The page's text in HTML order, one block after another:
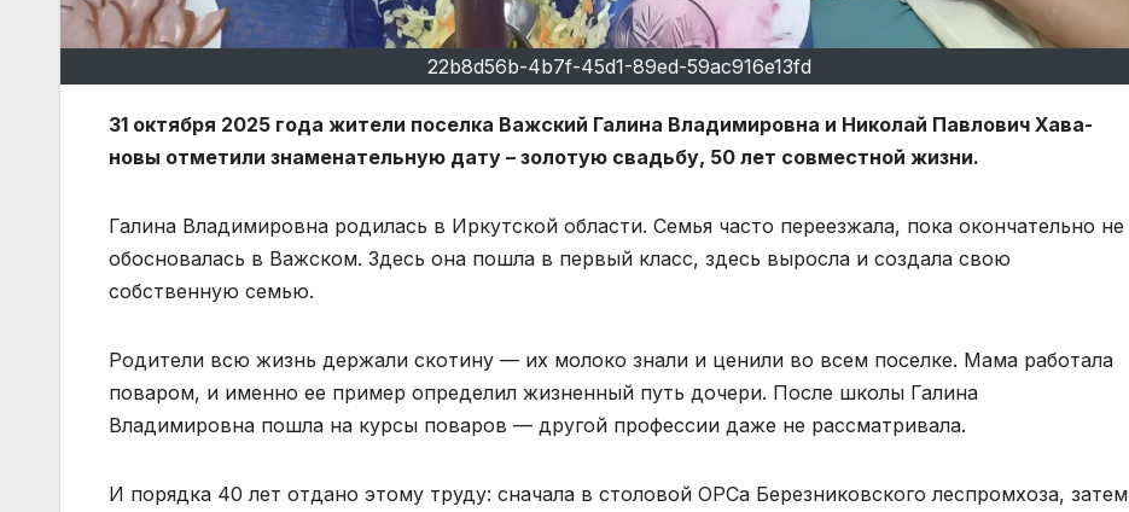
22b8d56b-4b7f-45d1-89ed-59ac916e13fd
31 октября 2025 года жители поселка Важский Галина Владимировна и Николай Павлович Хава­
новы отметили знамена­тельную дату – золотую свадьбу, 50 лет совместной жизни.
Галина Владимировна ро­дилась в Иркутской области. Семья часто переезжала, пока окончательно не
обосновалась в Важском. Здесь она пошла в первый класс, здесь выросла и создала свою
собственную семью.
Родители всю жизнь держа­ли скотину — их молоко знали и ценили во всем поселке. Мама работала
поваром, и именно ее пример определил жизнен­ный путь дочери. После школы Галина
Владимировна пошла на курсы поваров — другой профессии даже не рассма­тривала.
И порядка 40 лет отдано этому труду: сначала в сто­ловой ОРСа Березниковско­го леспромхоза, затем